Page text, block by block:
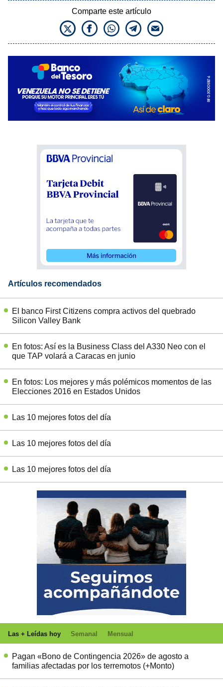
Comparte este artículo
Artículos recomendados
El banco First Citizens compra activos del quebrado
Silicon Valley Bank
En fotos: Así es la Business Class del A330 Neo con el
que TAP volará a Caracas en junio
En fotos: Los mejores y más polémicos momentos de las
Elecciones 2016 en Estados Unidos
Las 10 mejores fotos del día
Las 10 mejores fotos del día
Las 10 mejores fotos del día
Las + Leídas hoy Semanal Mensual
Pagan «Bono de Contingencia 2026» de agosto a
familias afectadas por los terremotos (+Monto)